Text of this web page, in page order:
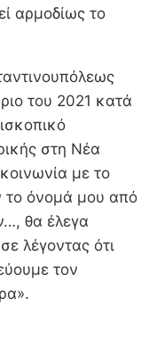
αρμοδίως το
του 2021 κατά
στη Νέα
με το
το όνομά μου από
θα έλεγα
λέγοντας ότι
τον